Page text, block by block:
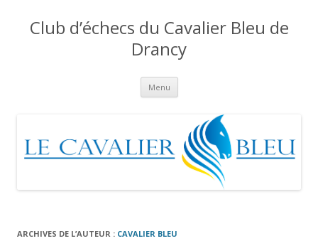
Club d’échecs du Cavalier Bleu de
Drancy
Menu Aller
contenu
ARCHIVES DE L’AUTEUR : CAVALIER BLEU